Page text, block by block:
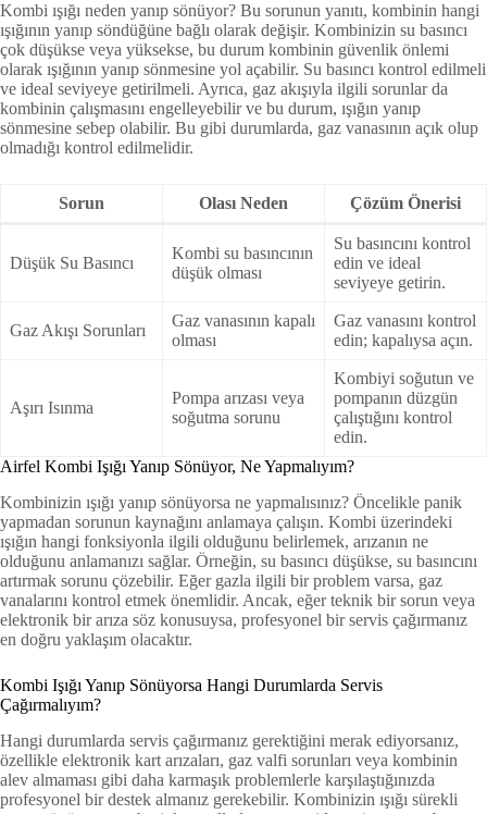
Kombi ışığı neden yanıp sönüyor? Bu sorunun yanıtı, kombinin hangi
ışığının yanıp söndüğüne bağlı olarak değişir. Kombinizin su basıncı
çok düşükse veya yüksekse, bu durum kombinin güvenlik önlemi
olarak ışığının yanıp sönmesine yol açabilir. Su basıncı kontrol edilmeli
ve ideal seviyeye getirilmeli. Ayrıca, gaz akışıyla ilgili sorunlar da
kombinin çalışmasını engelleyebilir ve bu durum, ışığın yanıp
sönmesine sebep olabilir. Bu gibi durumlarda, gaz vanasının açık olup
olmadığı kontrol edilmelidir​.
Sorun Olası Neden Çözüm Önerisi
Düşük Su Basıncı
Kombi su basıncının
düşük olması
Su basıncını kontrol
edin ve ideal
seviyeye getirin.
Gaz Akışı Sorunları
Gaz vanasının kapalı
olması
Gaz vanasını kontrol
edin; kapalıysa açın.
Aşırı Isınma
Pompa arızası veya
soğutma sorunu
Kombiyi soğutun ve
pompanın düzgün
çalıştığını kontrol
edin.
Airfel Kombi Işığı Yanıp Sönüyor, Ne Yapmalıyım?
Kombinizin ışığı yanıp sönüyorsa ne yapmalısınız? Öncelikle panik
yapmadan sorunun kaynağını anlamaya çalışın. Kombi üzerindeki
ışığın hangi fonksiyonla ilgili olduğunu belirlemek, arızanın ne
olduğunu anlamanızı sağlar. Örneğin, su basıncı düşükse, su basıncını
artırmak sorunu çözebilir. Eğer gazla ilgili bir problem varsa, gaz
vanalarını kontrol etmek önemlidir. Ancak, eğer teknik bir sorun veya
elektronik bir arıza söz konusuysa, profesyonel bir servis çağırmanız
en doğru yaklaşım olacaktır​.
Kombi Işığı Yanıp Sönüyorsa Hangi Durumlarda Servis
Çağırmalıyım?
Hangi durumlarda servis çağırmanız gerektiğini merak ediyorsanız,
özellikle elektronik kart arızaları, gaz valfi sorunları veya kombinin
alev almaması gibi daha karmaşık problemlerle karşılaştığınızda
profesyonel bir destek almanız gerekebilir. Kombinizin ışığı sürekli